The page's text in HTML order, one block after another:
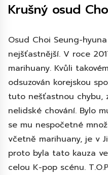
Krušný osud
Osud Choi Seung-
nejšťastnější. V roce
marihuany. Kvůli
odsuzován korejskou
tuto nešťastnou chybu,
nelidské chování. Bylo
se mu nespočetné
včetně marihuany, je v
proto byla tato kauza
celou K-pop scénu.